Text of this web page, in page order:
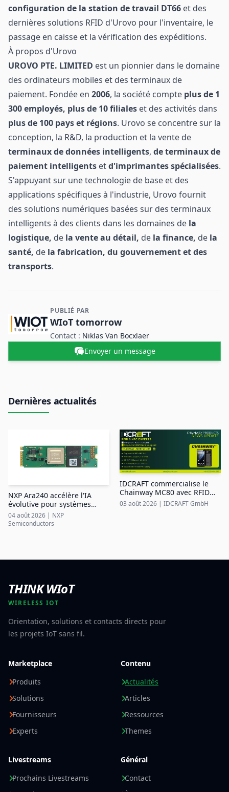
configuration de la station de travail DT66 et des
dernières solutions RFID d'Urovo pour l'inventaire, le
passage en caisse et la vérification des expéditions.
À propos d'Urovo
UROVO PTE. LIMITED est un pionnier dans le domaine
des ordinateurs mobiles et des terminaux de
paiement. Fondée en 2006, la société compte plus de 1
300 employés, plus de 10 filiales et des activités dans
plus de 100 pays et régions. Urovo se concentre sur la
conception, la R&D, la production et la vente de
terminaux de données intelligents, de terminaux de
paiement intelligents etd'imprimantes spécialisées.
S'appuyant sur une technologie de base et des
applications spécifiques à l'industrie, Urovo fournit
des solutions numériques basées sur des terminaux
intelligents à des clients dans les domaines de la
logistique, de la vente au détail, de la finance, de la
santé, de la fabrication, du gouvernement etdes
transports.
Contact et informations sur l'entreprise
PUBLIÉ PAR
WIoT tomorrow
Contact : Niklas Van Bocxlaer
Envoyer un message
Dernières actualités
NXP Ara240 accélère l'IA
évolutive pour systèmes
industriels en périphérie
04 août 2026 | NXP
Semiconductors
IDCRAFT commercialise le
Chainway MC80 avec RFID
UHF intégrée dans la région
03 août 2026 | IDCRAFT GmbH
THINK WIoT
WIRELESS IOT
Orientation, solutions et contacts directs pour
les projets IoT sans fil.
Marketplace
Produits
Solutions
Fournisseurs
Experts
Contenu
Actualités
Articles
Ressources
Themes
Livestreams
Prochains Livestreams
Général
Contact